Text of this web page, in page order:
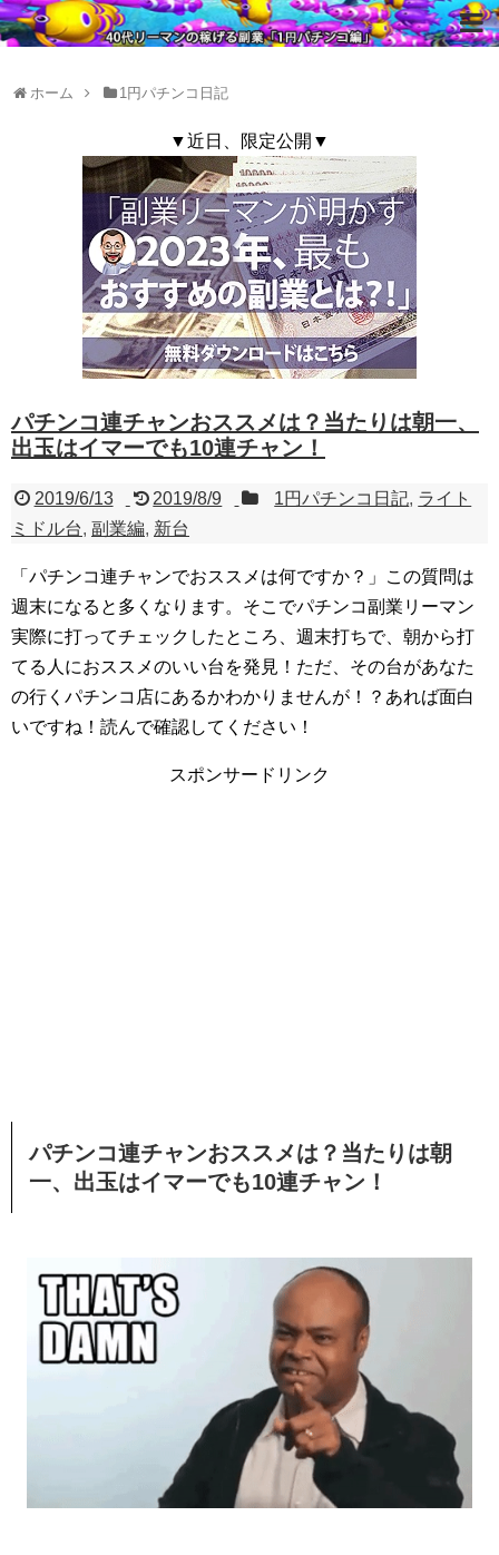
ホーム 1円パチンコ日記
▼近日、限定公開▼
パチンコ連チャンおススメは？当たりは朝一、
出玉はイマーでも10連チャン！
2019/6/13 2019/8/9 1円パチンコ日記, ライト
ミドル台, 副業編, 新台
「パチンコ連チャンでおススメは何ですか？」この質問は
週末になると多くなります。そこでパチンコ副業リーマン
実際に打ってチェックしたところ、週末打ちで、朝から打
てる人におススメのいい台を発見！ただ、その台があなた
の行くパチンコ店にあるかわかりませんが！？あれば面白
いですね！読んで確認してください！
スポンサードリンク
パチンコ連チャンおススメは？当たりは朝
一、出玉はイマーでも10連チャン！